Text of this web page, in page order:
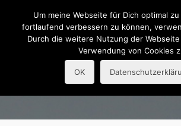
R.Guba
Portraitfotografie
Um meine Webseite für Dich optimal
fortlaufend verbessern zu können,
Durch die weitere Nutzung der
Verwendung von Cookies
OK